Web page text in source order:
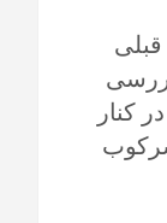
قبلی
، صدایی باشیم در کنار